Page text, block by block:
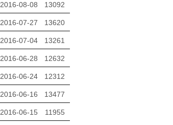
2016-08-08 13092
2016-07-27 13620
2016-07-04 13261
2016-06-28 12632
2016-06-24 12312
2016-06-16 13477
2016-06-15 11955